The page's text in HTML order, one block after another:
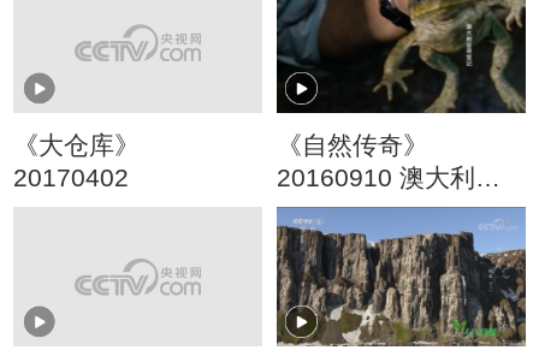
《大仓库》
20170402
《自然传奇》
20160910 澳大利亚
寻宝记